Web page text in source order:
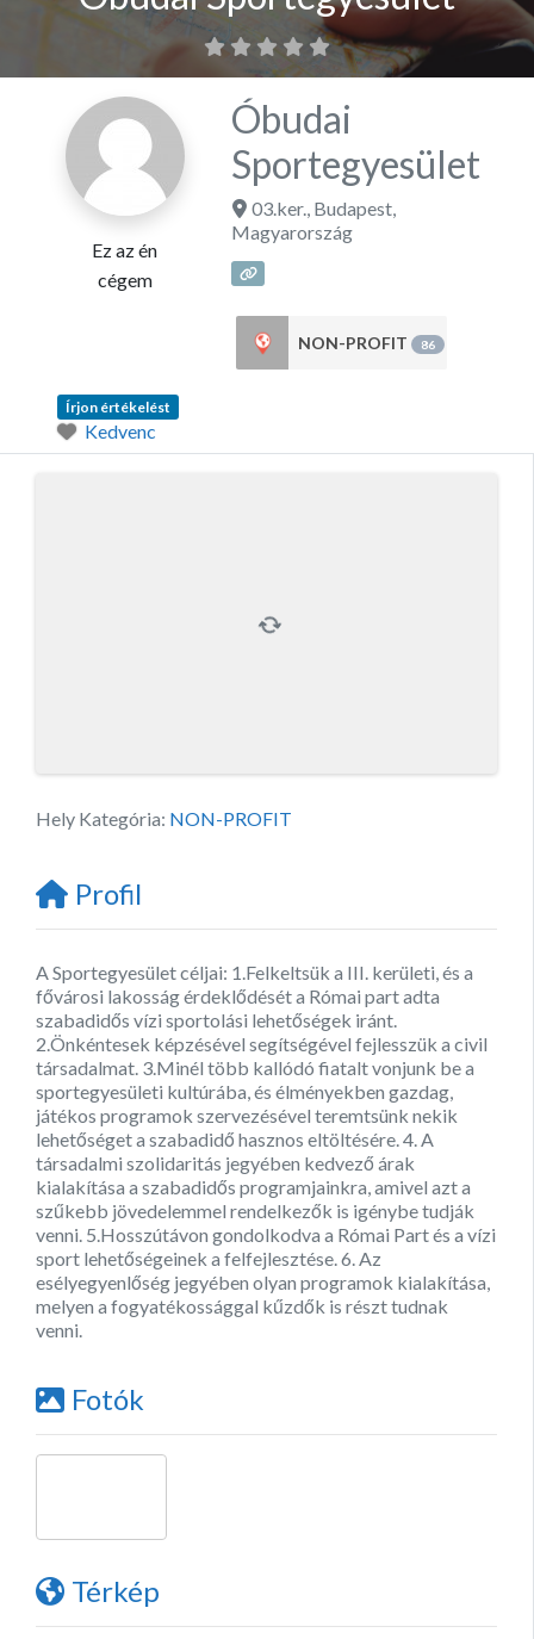
Ez az én
cégem
Óbudai
Sportegyesület
03.ker., Budapest,
Magyarország
NON-PROFIT 86
Írjon értékelést
Kedvenc
Hely Kategória: NON-PROFIT
Profil
A Sportegyesület céljai: 1.Felkeltsük a III. kerületi, és a
fővárosi lakosság érdeklődését a Római part adta
szabadidős vízi sportolási lehetőségek iránt.
2.Önkéntesek képzésével segítségével fejlesszük a civil
társadalmat. 3.Minél több kallódó fiatalt vonjunk be a
sportegyesületi kultúrába, és élményekben gazdag,
játékos programok szervezésével teremtsünk nekik
lehetőséget a szabadidő hasznos eltöltésére. 4. A
társadalmi szolidaritás jegyében kedvező árak
kialakítása a szabadidős programjainkra, amivel azt a
szűkebb jövedelemmel rendelkezők is igénybe tudják
venni. 5.Hosszútávon gondolkodva a Római Part és a vízi
sport lehetőségeinek a felfejlesztése. 6. Az
esélyegyenlőség jegyében olyan programok kialakítása,
melyen a fogyatékossággal kűzdők is részt tudnak
venni.
Fotók
Térkép